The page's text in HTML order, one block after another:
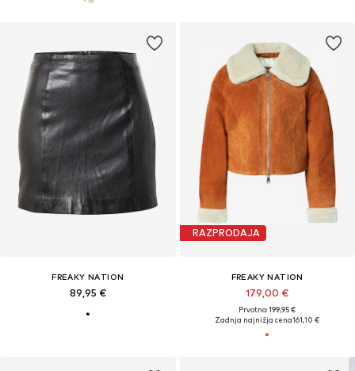
FREAKY NATION
89,95 €
RAZPRODAJA
FREAKY NATION
179,00 €
Prvotno: 199,95 €
Zadnja najnižja cena161,10 €